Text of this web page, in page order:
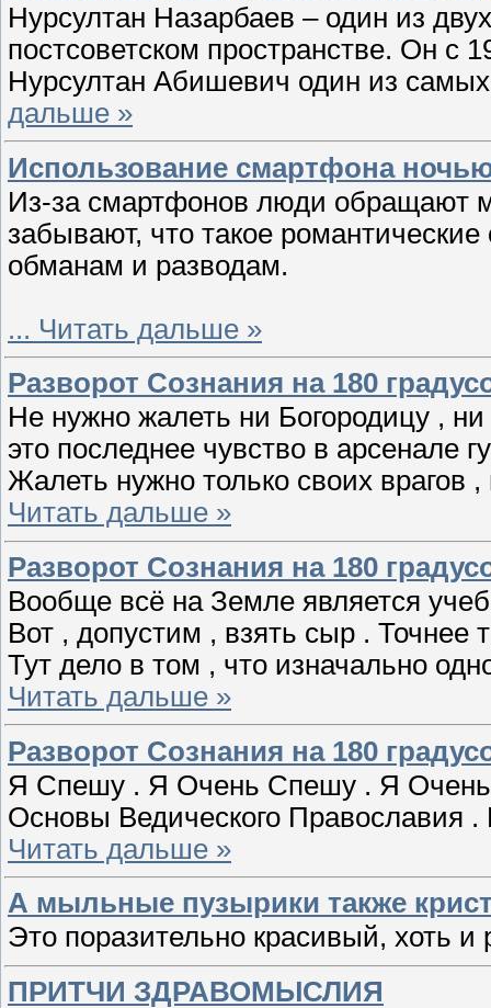
Нурсултан Назарбаев – один из
постсоветском пространстве. Он с
Нурсултан Абишевич один из
дальше »
Использование смартфона
Из-за смартфонов люди обращают
забывают, что такое
обманам и разводам.
... Читать дальше »
Разворот Сознания на 180
Не нужно жалеть ни Богородицу ,
это последнее чувство в арсенале
Жалеть нужно только своих врагов
Читать дальше »
Разворот Сознания на 180
Вообще всё на Земле является
Вот , допустим , взять сыр . Точнее
Тут дело в том , что изначально
Читать дальше »
Разворот Сознания на 180
Я Спешу . Я Очень Спешу . Я Очень
Основы Ведического Православия
Читать дальше »
А мыльные пузырики также
Это поразительно красивый, хоть
ПРИТЧИ ЗДРАВОМЫСЛИЯ